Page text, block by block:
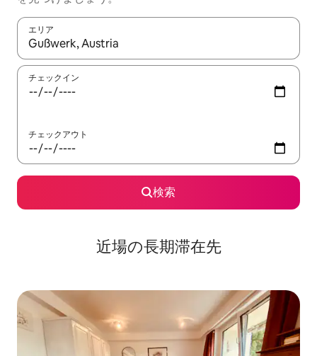
エリア
検索結果が表示されたら、上下の矢印キーを使って移動するか
チェックイン
チェックアウト
検索
近場の長期滞在先